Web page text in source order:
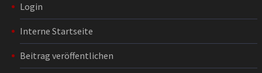
Login
Interne Startseite
Beitrag veröffentlichen